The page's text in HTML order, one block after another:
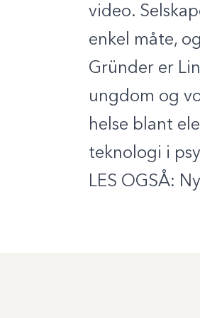
video.
enkel måte,
Gründer er
ungdom og
helse blant
teknologi i
LES OGSÅ: